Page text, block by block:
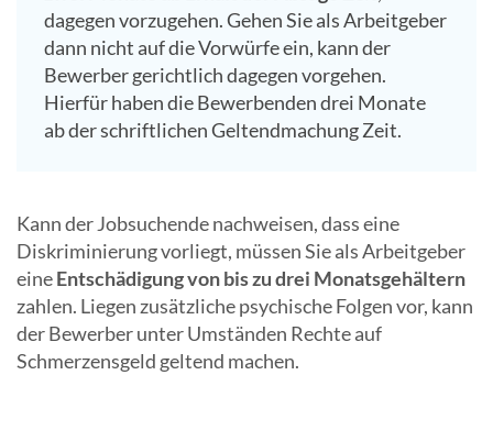
dagegen vorzugehen. Gehen Sie als Arbeitgeber
dann nicht auf die Vorwürfe ein, kann der
Bewerber gerichtlich dagegen vorgehen.
Hierfür haben die Bewerbenden drei Monate
ab der schriftlichen Geltendmachung Zeit.
Kann der Jobsuchende nachweisen, dass eine
Diskriminierung vorliegt, müssen Sie als Arbeitgeber
eineEntschädigung von bis zu drei Monatsgehältern
zahlen. Liegen zusätzliche psychische Folgen vor, kann
der Bewerber unter Umständen Rechte auf
Schmerzensgeld geltend machen.